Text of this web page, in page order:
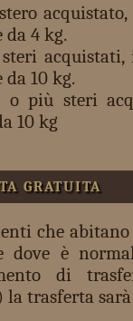
da 4 kg.
acquistati,
da 10 kg.
o più steri
10 kg
GRATUITA
che
dove è
di
la trasferta